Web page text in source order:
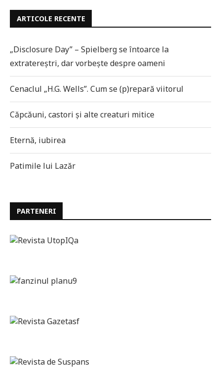
ARTICOLE RECENTE
„Disclosure Day” – Spielberg se întoarce la
extratereștri, dar vorbește despre oameni
Cenaclul „H.G. Wells”. Cum se (p)repară viitorul
Căpcăuni, castori și alte creaturi mitice
Eternă, iubirea
Patimile lui Lazăr
PARTENERI